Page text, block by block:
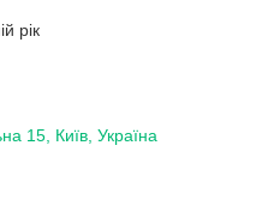
рік
15, Київ, Україна